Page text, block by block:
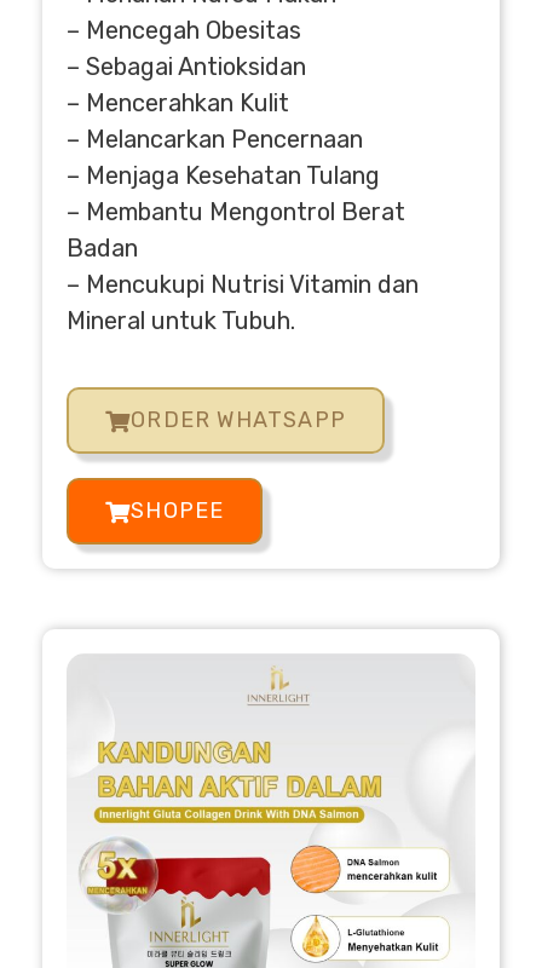
– Mencegah Obesitas
– Sebagai Antioksidan
– Mencerahkan Kulit
– Melancarkan Pencernaan
– Menjaga Kesehatan Tulang
– Membantu Mengontrol Berat
Badan
– Mencukupi Nutrisi Vitamin dan
Mineral untuk Tubuh.
ORDER WHATSAPP
SHOPEE